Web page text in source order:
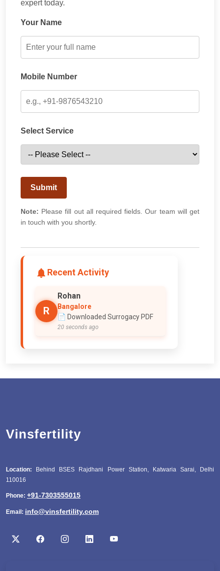
expert today.
Your Name
Mobile Number
Select Service
Submit
Note: Please fill out all required fields. Our team will get
in touch with you shortly.
Recent Activity
R
Rohan
Bangalore
📄 Downloaded Surrogacy PDF
20 seconds ago
Vinsfertility
Location: Behind BSES Rajdhani Power Station, Katwaria Sarai, Delhi
110016
Phone: +91-7303555015
Email: info@vinsfertility.com